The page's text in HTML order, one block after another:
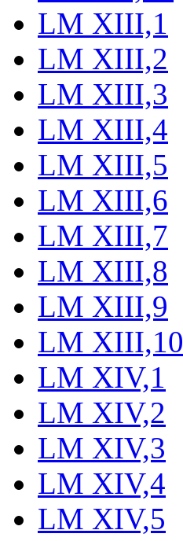
LM XIII,1
LM XIII,2
LM XIII,3
LM XIII,4
LM XIII,5
LM XIII,6
LM XIII,7
LM XIII,8
LM XIII,9
LM XIII,10
LM XIV,1
LM XIV,2
LM XIV,3
LM XIV,4
LM XIV,5